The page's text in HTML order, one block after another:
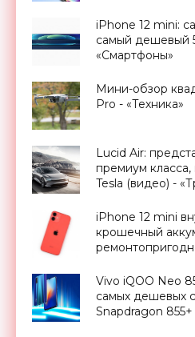
iPhone 12 mini:
самый дешевый
«Смартфоны»
Мини-обзор
Pro - «Техника»
Lucid Air:
премиум
Tesla (видео) -
iPhone 12 mini
крошечный
Vivo iQOO Neo
самых дешевых
Snapdragon